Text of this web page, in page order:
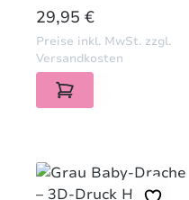
Druck Halter für
Echo Dot
REGULÄRER PREIS:
29,95 €
Preise inkl. MwSt. zzgl.
Versandkosten